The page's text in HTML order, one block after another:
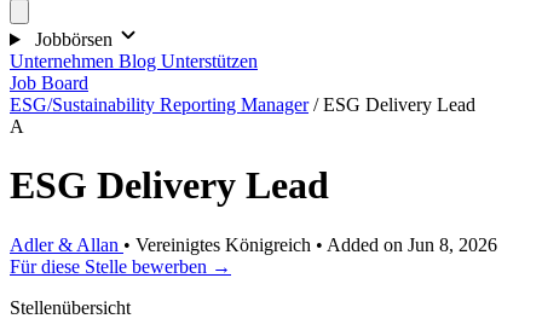
Jobbörsen
Unternehmen Blog Unterstützen
Job Board
ESG/Sustainability Reporting Manager / ESG Delivery Lead
A
ESG Delivery Lead
Adler & Allan • Vereinigtes Königreich • Added on Jun 8, 2026
Für diese Stelle bewerben →
Stellenübersicht